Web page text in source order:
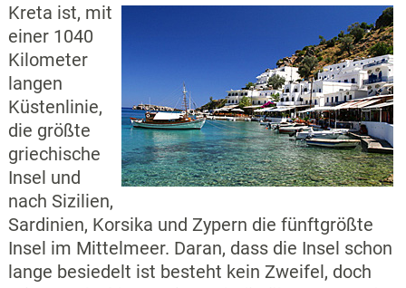
Kreta ist, mit
einer 1040
Kilometer
langen
Küstenlinie,
die größte
griechische
Insel und
nach Sizilien,
Sardinien, Korsika und Zypern die fünftgrößte
Insel im Mittelmeer. Daran, dass die Insel schon
lange besiedelt ist besteht kein Zweifel, doch